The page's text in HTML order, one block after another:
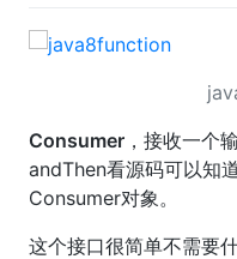
Consumer ，接收一个
andThen看源码可以知
Consumer对象。
这个接口很简单不需要